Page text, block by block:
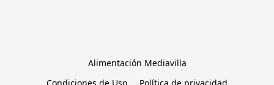
Alimentación Mediavilla